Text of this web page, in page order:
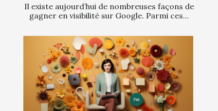
Il existe aujourd’hui de nombreuses façons de
gagner en visibilité sur Google. Parmi ces...